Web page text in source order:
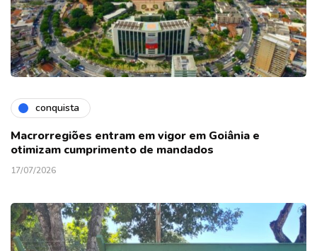
conquista
Macrorregiões entram em vigor em Goiânia e
otimizam cumprimento de mandados
17/07/2026